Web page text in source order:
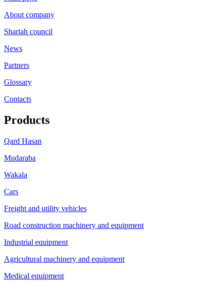
About company
Shariah council
News
Partners
Glossary
Contacts
Products
Qard Hasan
Mudaraba
Wakala
Cars
Freight and utility vehicles
Road construction machinery and equipment
Industrial equipment
Agricultural machinery and equipment
Medical equipment